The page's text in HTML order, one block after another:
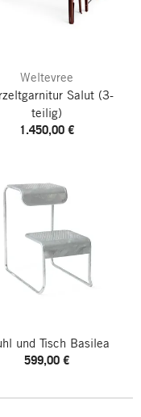
Weltevree
Salut(3-
teilig)
1.450,00 €
und Tisch Basilea
599,00 €